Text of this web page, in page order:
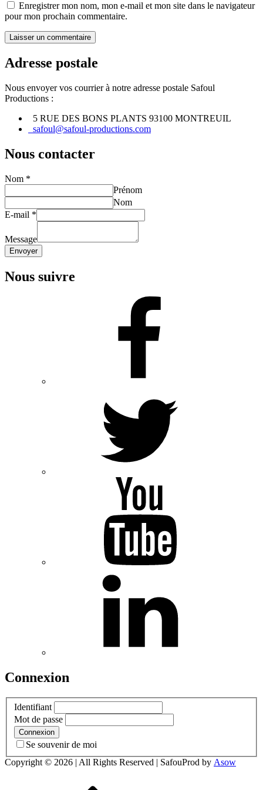
Enregistrer mon nom, mon e-mail et mon site dans le navigateur
pour mon prochain commentaire.
Adresse postale
Nous envoyer vos courrier à notre adresse postale Safoul
Productions :
5 RUE DES BONS PLANTS 93100 MONTREUIL
safoul@safoul-productions.com
Nous contacter
Nom *
Prénom
Nom
E-mail *
Message
Envoyer
Nous suivre
Connexion
Identifiant
Mot de passe
Se souvenir de moi
Copyright © 2026 | All Rights Reserved | SafouProd by Asow